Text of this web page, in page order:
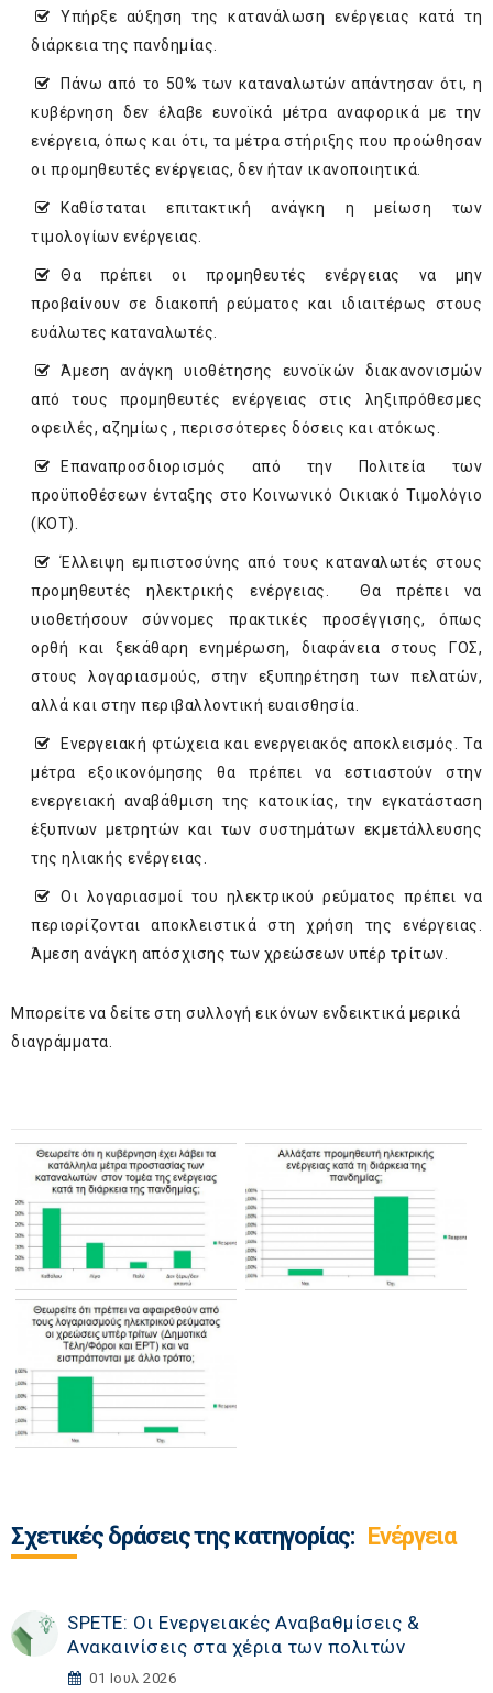
Υπήρξε αύξηση της κατανάλωση ενέργειας κατά τη
διάρκεια της πανδημίας.
Πάνω από το 50% των καταναλωτών απάντησαν ότι, η
κυβέρνηση δεν έλαβε ευνοϊκά μέτρα αναφορικά με την
ενέργεια, όπως και ότι, τα μέτρα στήριξης που προώθησαν
οι προμηθευτές ενέργειας, δεν ήταν ικανοποιητικά.
Καθίσταται επιτακτική ανάγκη η μείωση των
τιμολογίων ενέργειας.
Θα πρέπει οι προμηθευτές ενέργειας να μην
προβαίνουν σε διακοπή ρεύματος και ιδιαιτέρως στους
ευάλωτες καταναλωτές.
Άμεση ανάγκη υιοθέτησης ευνοϊκών διακανονισμών
από τους προμηθευτές ενέργειας στις ληξιπρόθεσμες
οφειλές, αζημίως , περισσότερες δόσεις και ατόκως.
Επαναπροσδιορισμός από την Πολιτεία των
προϋποθέσεων ένταξης στο Κοινωνικό Οικιακό Τιμολόγιο
(ΚΟΤ).
Έλλειψη εμπιστοσύνης από τους καταναλωτές στους
προμηθευτές ηλεκτρικής ενέργειας. Θα πρέπει να
υιοθετήσουν σύννομες πρακτικές προσέγγισης, όπως
ορθή και ξεκάθαρη ενημέρωση, διαφάνεια στους ΓΟΣ,
στους λογαριασμούς, στην εξυπηρέτηση των πελατών,
αλλά και στην περιβαλλοντική ευαισθησία.
Ενεργειακή φτώχεια και ενεργειακός αποκλεισμός. Τα
μέτρα εξοικονόμησης θα πρέπει να εστιαστούν στην
ενεργειακή αναβάθμιση της κατοικίας, την εγκατάσταση
έξυπνων μετρητών και των συστημάτων εκμετάλλευσης
της ηλιακής ενέργειας.
Οι λογαριασμοί του ηλεκτρικού ρεύματος πρέπει να
περιορίζονται αποκλειστικά στη χρήση της ενέργειας.
Άμεση ανάγκη απόσχισης των χρεώσεων υπέρ τρίτων.
Μπορείτε να δείτε στη συλλογή εικόνων ενδεικτικά μερικά
διαγράμματα.
Σχετικές δράσεις της κατηγορίας: Ενέργεια
SPETE: Οι Ενεργειακές Αναβαθμίσεις &
Ανακαινίσεις στα χέρια των πολιτών
01 Ιουλ 2026